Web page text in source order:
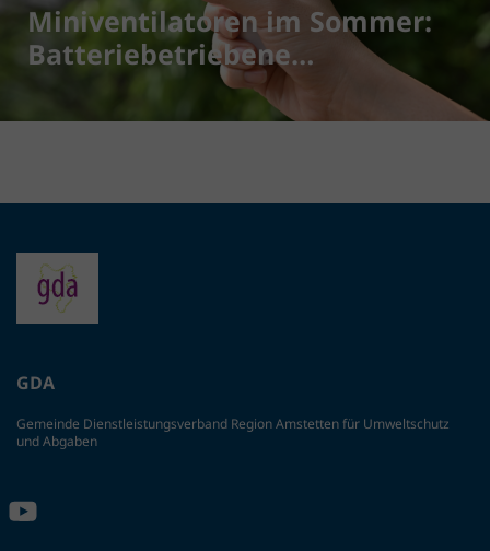
Miniventilatoren im Sommer:
Batteriebetriebene
Ventilatoren richtig entsorgen
GDA
Gemeinde Dienstleistungsverband Region Amstetten für Umweltschutz
und Abgaben